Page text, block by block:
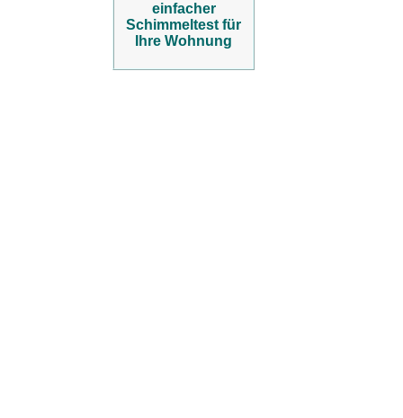
einfacher
Schimmeltest für
Ihre Wohnung